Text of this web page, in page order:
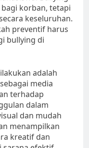
korban, tetapi
keseluruhan.
preventif harus
bullying di
adalah
media
terhadap
dalam
dan mudah
menampilkan
kreatif dan